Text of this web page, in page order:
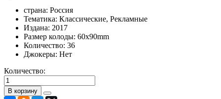
страна: Россия
Тематика: Классические, Рекламные
Издана: 2017
Размер колоды: 60x90mm
Количество: 36
Джокеры: Нет
Количество: